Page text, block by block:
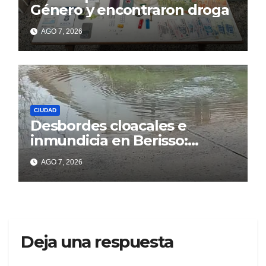
Género y encontraron droga
AGO 7, 2026
CIUDAD
Desbordes cloacales e
inmundicia en Berisso:
colapso de la red en la calle
14AGO 7, 2026
Deja una respuesta